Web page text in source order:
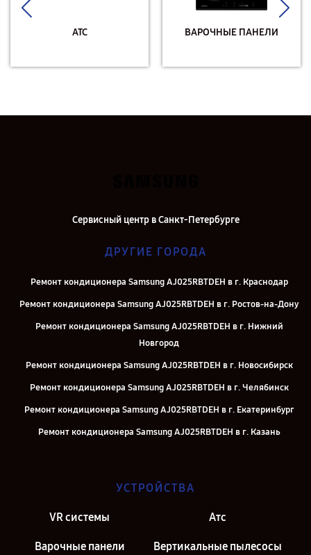
АТС ВАРОЧНЫЕ ПАНЕЛИ
Сервисный центр в Санкт-Петербурге
ДРУГИЕ ГОРОДА
Ремонт кондиционера Samsung AJ025RBTDEH в г. Краснодар
Ремонт кондиционера Samsung AJ025RBTDEH в г. Ростов-на-Дону
Ремонт кондиционера Samsung AJ025RBTDEH в г. Нижний
Новгород
Ремонт кондиционера Samsung AJ025RBTDEH в г. Новосибирск
Ремонт кондиционера Samsung AJ025RBTDEH в г. Челябинск
Ремонт кондиционера Samsung AJ025RBTDEH в г. Екатеринбург
Ремонт кондиционера Samsung AJ025RBTDEH в г. Казань
УСТРОЙСТВА
VR системы Атс
Варочные панели Вертикальные пылесосы